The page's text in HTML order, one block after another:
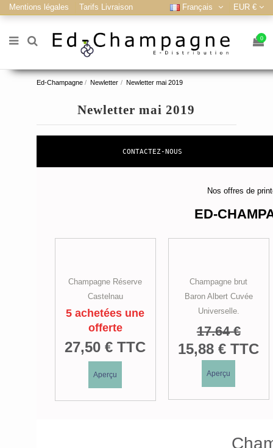
Mentions légales Tarifs Livraison Français EUR €
0
Ed-Champagne Newletter Newletter mai 2019
Newletter mai 2019
CONTACTEZ-NOUS
Nos offres de
ED-
Champagne Réserve
Castelnau
5 achetées une
offerte
27,50 € TTC
Aperçu
Champagne brut
Baron Albert Cuvée
Universelle.
17.64 €
15,88 € TTC
Aperçu